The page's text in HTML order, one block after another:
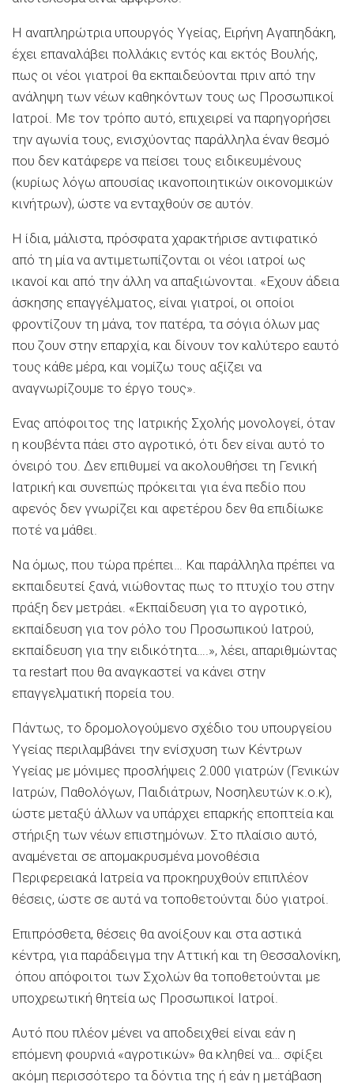
Η αναπληρώτρια υπουργός Υγείας, Ειρήνη Αγαπηδάκη,
έχει επαναλάβει πολλάκις εντός και εκτός Βουλής,
πως οι νέοι γιατροί θα εκπαιδεύονται πριν από την
ανάληψη των νέων καθηκόντων τους ως Προσωπικοί
Ιατροί. Με τον τρόπο αυτό, επιχειρεί να παρηγορήσει
την αγωνία τους, ενισχύοντας παράλληλα έναν θεσμό
που δεν κατάφερε να πείσει τους ειδικευμένους
(κυρίως λόγω απουσίας ικανοποιητικών οικονομικών
κινήτρων), ώστε να ενταχθούν σε αυτόν.
Η ίδια, μάλιστα, πρόσφατα χαρακτήρισε αντιφατικό
από τη μία να αντιμετωπίζονται οι νέοι ιατροί ως
ικανοί και από την άλλη να απαξιώνονται. «Εχουν άδεια
άσκησης επαγγέλματος, είναι γιατροί, οι οποίοι
φροντίζουν τη μάνα, τον πατέρα, τα σόγια όλων μας
που ζουν στην επαρχία, και δίνουν τον καλύτερο εαυτό
τους κάθε μέρα, και νομίζω τους αξίζει να
αναγνωρίζουμε το έργο τους».
Ενας απόφοιτος της Ιατρικής Σχολής μονολογεί, όταν
η κουβέντα πάει στο αγροτικό, ότι δεν είναι αυτό το
όνειρό του. Δεν επιθυμεί να ακολουθήσει τη Γενική
Ιατρική και συνεπώς πρόκειται για ένα πεδίο που
αφενός δεν γνωρίζει και αφετέρου δεν θα επιδίωκε
ποτέ να μάθει.
Να όμως, που τώρα πρέπει… Και παράλληλα πρέπει να
εκπαιδευτεί ξανά, νιώθοντας πως το πτυχίο του στην
πράξη δεν μετράει. «Εκπαίδευση για το αγροτικό,
εκπαίδευση για τον ρόλο του Προσωπικού Ιατρού,
εκπαίδευση για την ειδικότητα….», λέει, απαριθμώντας
τα restart που θα αναγκαστεί να κάνει στην
επαγγελματική πορεία του.
Πάντως, το δρομολογούμενο σχέδιο του υπουργείου
Υγείας περιλαμβάνει την ενίσχυση των Κέντρων
Υγείας με μόνιμες προσλήψεις 2.000 γιατρών (Γενικών
Ιατρών, Παθολόγων, Παιδιάτρων, Νοσηλευτών κ.ο.κ),
ώστε μεταξύ άλλων να υπάρχει επαρκής εποπτεία και
στήριξη των νέων επιστημόνων. Στο πλαίσιο αυτό,
αναμένεται σε απομακρυσμένα μονοθέσια
Περιφερειακά Ιατρεία να προκηρυχθούν επιπλέον
θέσεις, ώστε σε αυτά να τοποθετούνται δύο γιατροί.
Επιπρόσθετα, θέσεις θα ανοίξουν και στα αστικά
κέντρα, για παράδειγμα την Αττική και τη Θεσσαλονίκη,
όπου απόφοιτοι των Σχολών θα τοποθετούνται με
υποχρεωτική θητεία ως Προσωπικοί Ιατροί.
Αυτό που πλέον μένει να αποδειχθεί είναι εάν η
επόμενη φουρνιά «αγροτικών» θα κληθεί να… σφίξει
ακόμη περισσότερο τα δόντια της ή εάν η μετάβαση